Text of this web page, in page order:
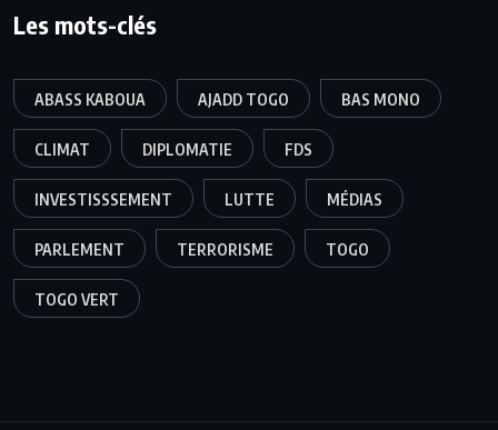
Les mots-clés
ABASS KABOUA AJADD TOGO BAS MONO
CLIMAT DIPLOMATIE FDS
INVESTISSSEMENT LUTTE MÉDIAS
PARLEMENT TERRORISME TOGO
TOGO VERT